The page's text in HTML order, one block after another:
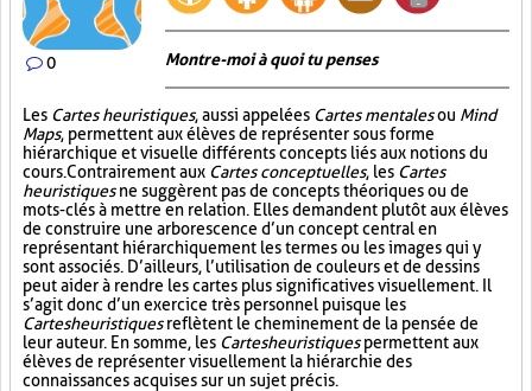
0 Montre-moi à quoi tu penses
Les Cartes heuristiques, aussi appelées Cartes mentalesou Mind
Maps, permettent aux élèves de représenter sous forme
hiérarchique et visuelle différents concepts liés aux notions du
cours. Contrairement aux Cartes conceptuelles, les Cartes
heuristiquesne suggèrent pas de concepts théoriques ou de
mots-clés à mettre en relation. Elles demandent plutôt aux élèves
de construire une arborescence d’un concept central en
représentant hiérarchiquement les termes ou les images qui y
sont associés. D’ailleurs, l’utilisation de couleurs et de dessins
peut aider à rendre les cartes plus significatives visuellement. Il
s’agit donc d’un exercice très personnel puisque les
Cartes heuristiquesreflètent le cheminement de la pensée de
leur auteur. En somme, les Cartes heuristiquespermettent aux
élèves de représenter visuellement la hiérarchie des
connaissances acquises sur un sujet précis.